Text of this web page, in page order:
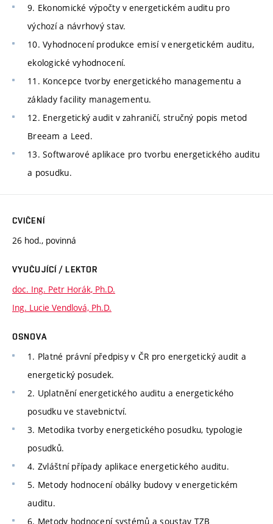
9. Ekonomické výpočty v energetickém auditu pro
výchozí a návrhový stav.
10. Vyhodnocení produkce emisí v energetickém auditu,
ekologické vyhodnocení.
11. Koncepce tvorby energetického managementu a
základy facility managementu.
12. Energetický audit v zahraničí, stručný popis metod
Breeam a Leed.
13. Softwarové aplikace pro tvorbu energetického auditu
a posudku.
CVIČENÍ
26 hod., povinná
VYUČUJÍCÍ / LEKTOR
doc. Ing. Petr Horák, Ph.D.
Ing. Lucie Vendlová, Ph.D.
OSNOVA
1. Platné právní předpisy v ČR pro energetický audit a
energetický posudek.
2. Uplatnění energetického auditu a energetického
posudku ve stavebnictví.
3. Metodika tvorby energetického posudku, typologie
posudků.
4. Zvláštní případy aplikace energetického auditu.
5. Metody hodnocení obálky budovy v energetickém
auditu.
6. Metody hodnocení systémů a soustav TZB